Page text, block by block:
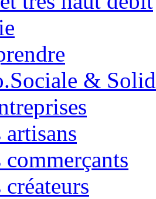
&
artisans
commerçants
créateurs